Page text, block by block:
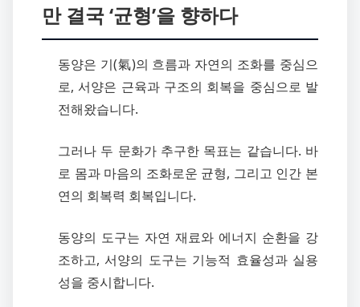
만 결국 ‘균형’을 향하다
동양은 기(氣)의 흐름과 자연의 조화를 중심으
로, 서양은 근육과 구조의 회복을 중심으로 발
전해왔습니다.
그러나 두 문화가 추구한 목표는 같습니다. 바
로 몸과 마음의 조화로운 균형, 그리고 인간 본
연의 회복력 회복입니다.
동양의 도구는 자연 재료와 에너지 순환을 강
조하고, 서양의 도구는 기능적 효율성과 실용
성을 중시합니다.